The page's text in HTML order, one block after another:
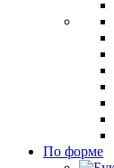
По форме